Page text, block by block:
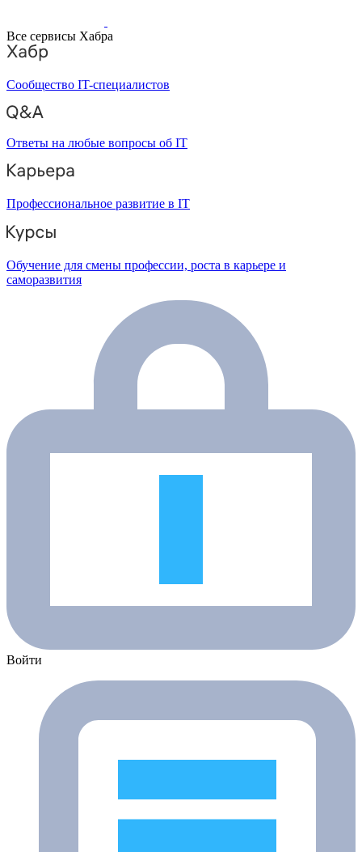
Все сервисы Хабра
Сообщество IT-специалистов
Ответы на любые вопросы об IT
Профессиональное развитие в IT
Обучение для смены профессии, роста в карьере и
саморазвития
Войти